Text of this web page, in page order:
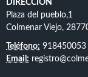
DIRECCIÓN
Plaza del pueblo,1
Colmenar Viejo,
Teléfono: 918450053
Email: